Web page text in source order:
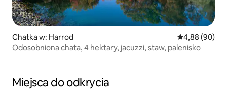
Chatka w: Harrod Średnia
4,88 (90)
Odosobniona chata, 4 hektary, jacuzzi, staw, palenisko
Miejsca do odkrycia